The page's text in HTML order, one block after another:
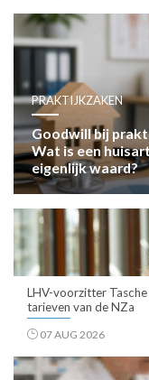
PRAKTIJKZAKEN
Goodwill bij
Wat is een
eigenlijk waard?
LHV-voorzitter
tarieven van de NZa
07 AUG 2026